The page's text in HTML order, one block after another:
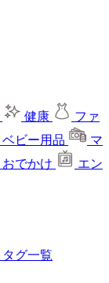
健康
ファ
ベビー用品
マ
おでかけ
エン
タグ一覧